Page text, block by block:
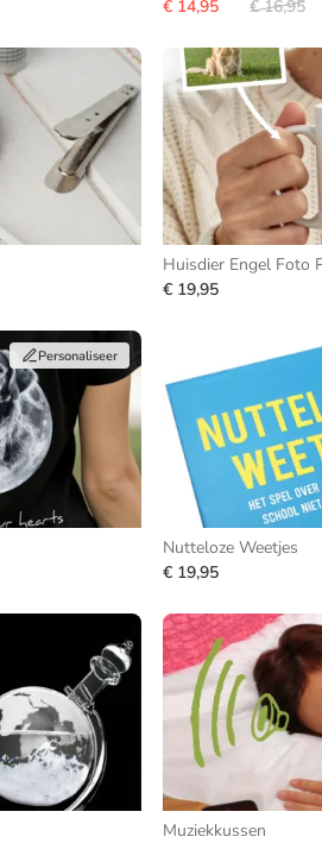
€ 14,95
€ 16,95
Huisdier Engel Foto
€ 19,95
Personaliseer
Nutteloze Weetjes
€ 19,95
Muziekkussen